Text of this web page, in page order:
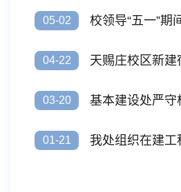
05-02
04-22
03-20
01-21